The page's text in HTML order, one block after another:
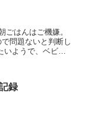
ごはんはご機嫌。
問題ないと判断し
ようで、ベビー
録